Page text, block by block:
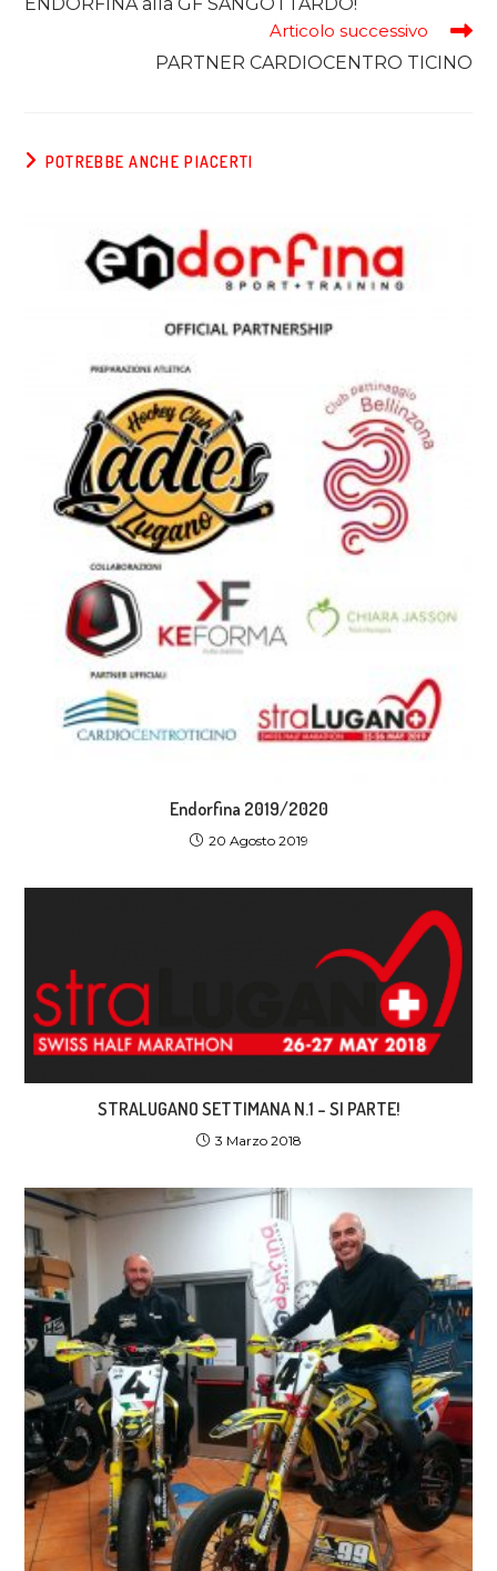
Articolo successivo
PARTNER CARDIOCENTRO TICINO
POTREBBE ANCHE PIACERTI
Endorfina 2019/2020
20 Agosto 2019
STRALUGANO SETTIMANA N.1 – SI PARTE!
3 Marzo 2018